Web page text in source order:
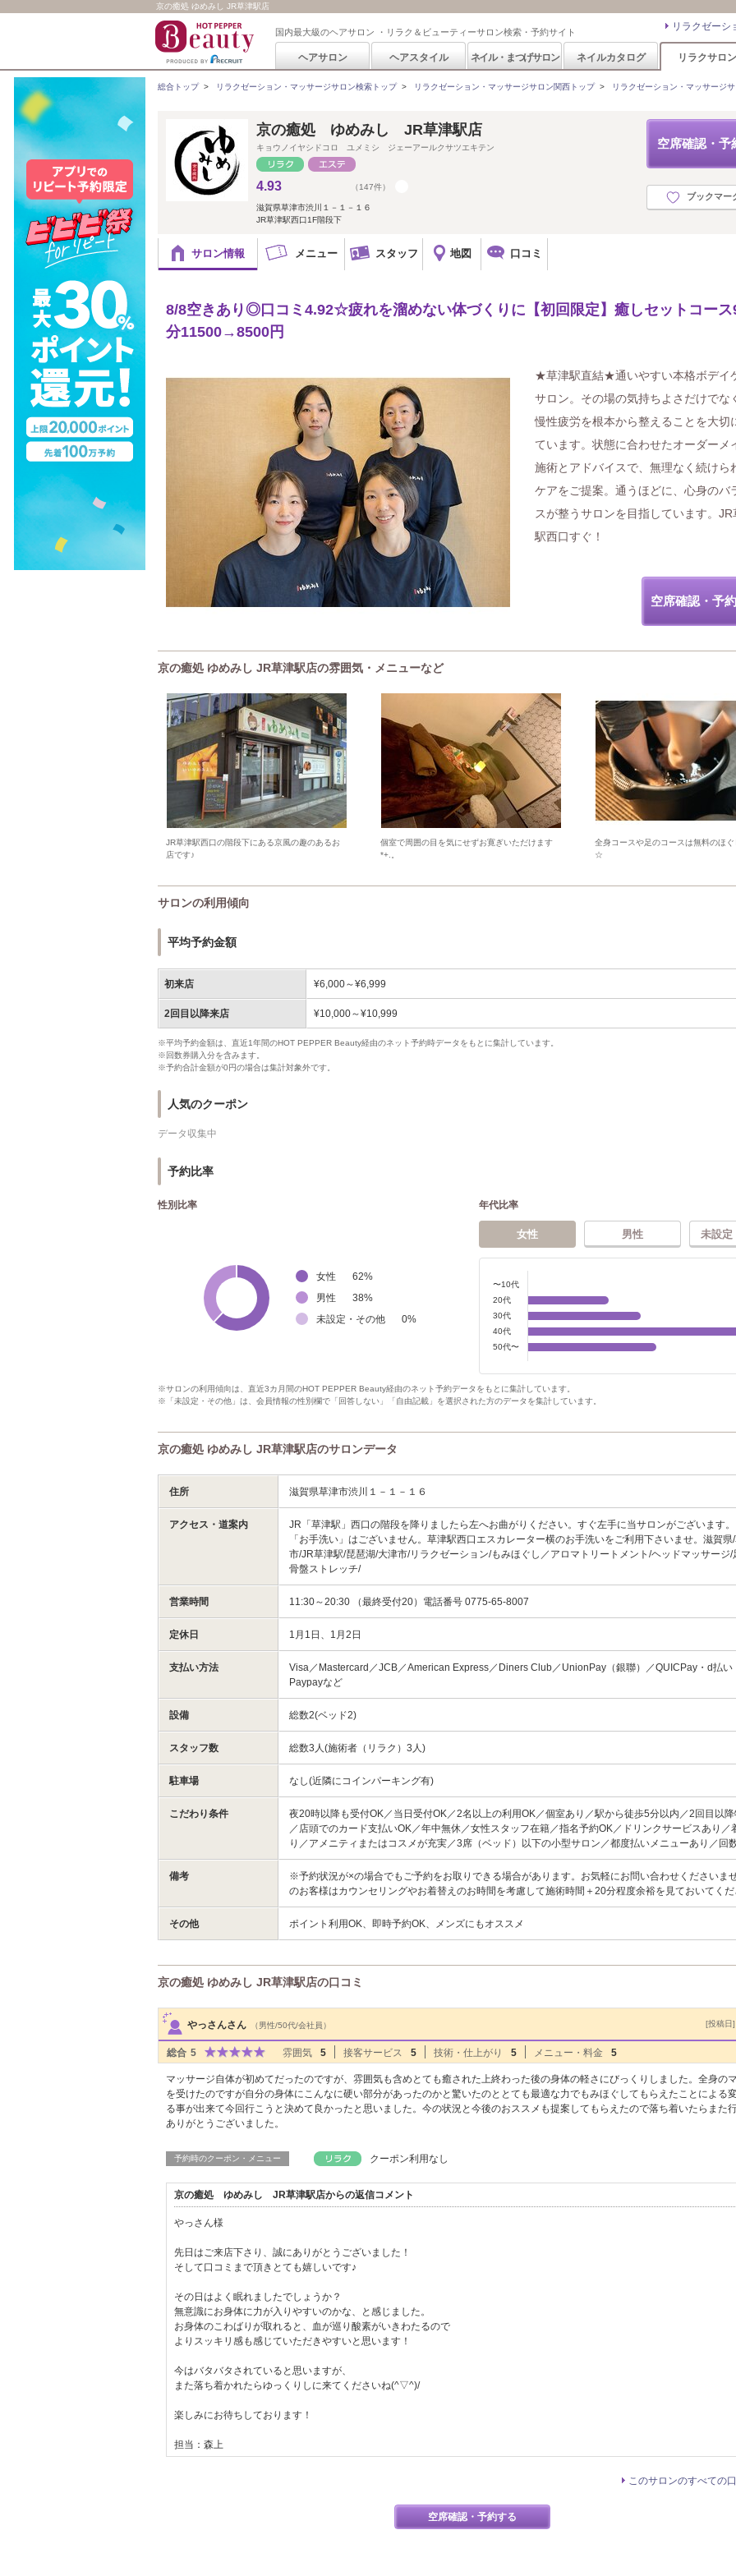
京の癒処 ゆめみし JR草津駅店
国内最大級のヘアサロン ・リラク＆ビューティーサロン検索・予約サイト リラクゼーシ
ヘアサロン ヘアスタイル ネイル・まつげサロン ネイルカタログ リラクサロン
総合トップ> リラクゼーション・マッサージサロン検索トップ> リラクゼーション・マッサージサロン関西トップ> リラクゼーション・マッサージ
空席確認・予
ブックマー
京の癒処 ゆめみし JR草津駅店
キョウノイヤシドコロ ユメミシ ジェーアールクサツエキテン
4.93 （147件）
滋賀県草津市渋川１－１－１６
JR草津駅西口1F階段下
サロン情報 メニュー スタッフ 地図 口コミ
8/8空きあり◎口コミ4.92☆疲れを溜めない体づくりに【初回限定】癒しセットコース
分11500→8500円
★草津駅直結★通いやすい本格ボデイ
サロン。その場の気持ちよさだけでな
慢性疲労を根本から整えることを大切
ています。状態に合わせたオーダーメ
施術とアドバイスで、無理なく続けら
ケアをご提案。通うほどに、心身のバ
スが整うサロンを目指しています。JR
駅西口すぐ！
空席確認・予
京の癒処 ゆめみし JR草津駅店の雰囲気・メニューなど
JR草津駅西口の階段下にある京風の趣のあるお
店です♪
個室で周囲の目を気にせずお寛ぎいただけます
*+.。
全身コースや足のコースは無料のほぐ
☆
サロンの利用傾向
平均予約金額
初来店 ¥6,000～¥6,999
2回目以降来店 ¥10,000～¥10,999
※平均予約金額は、直近1年間のHOT PEPPER Beauty経由のネット予約時データをもとに集計しています。
※回数券購入分を含みます。
※予約合計金額が0円の場合は集計対象外です。
人気のクーポン
データ収集中
予約比率
性別比率
女性 62%
男性
38%
未設定・その他
0%
年代比率
女性 男性 未設定
〜10代
20代
30代
40代
50代〜
※サロンの利用傾向は、直近3カ月間のHOT PEPPER Beauty経由のネット予約データをもとに集計しています。
※「未設定・その他」は、会員情報の性別欄で「回答しない」「自由記載」を選択された方のデータを集計しています。
京の癒処 ゆめみし JR草津駅店のサロンデータ
住所 滋賀県草津市渋川１－１－１６
アクセス・道案内
JR「草津駅」西口の階段を降りましたら左へお曲がりください。すぐ左手に当サロンがございます
「お手洗い」はございません。草津駅西口エスカレーター横のお手洗いをご利用下さいませ。滋賀県
市/JR草津駅/琵琶湖/大津市/リラクゼーション/もみほぐし／アロマトリートメント/ヘッドマッサージ/
骨盤ストレッチ/
営業時間 11:30～20:30 （最終受付20）電話番号 0775-65-8007
定休日 1月1日、1月2日
支払い方法
Visa／Mastercard／JCB／American Express／Diners Club／UnionPay（銀聯）／QUICPay・d払い
Paypayなど
設備 総数2(ベッド2)
スタッフ数 総数3人(施術者（リラク）3人)
駐車場 なし(近隣にコインパーキング有)
こだわり条件
夜20時以降も受付OK／当日受付OK／2名以上の利用OK／個室あり／駅から徒歩5分以内／2回目以降
／店頭でのカード支払いOK／年中無休／女性スタッフ在籍／指名予約OK／ドリンクサービスあり／
り／アメニティまたはコスメが充実／3席（ベッド）以下の小型サロン／都度払いメニューあり／回
備考
※予約状況が×の場合でもご予約をお取りできる場合があります。お気軽にお問い合わせくださいま
のお客様はカウンセリングやお着替えのお時間を考慮して施術時間＋20分程度余裕を見ておいてく
その他 ポイント利用OK、即時予約OK、メンズにもオススメ
京の癒処 ゆめみし JR草津駅店の口コミ
サロンPick Up
やっさんさん
（男性/50代/会社員） [投稿日
総合 5 雰囲気 5 接客サービス 5 技術・仕上がり 5 メニュー・料金 5
マッサージ自体が初めてだったのですが、雰囲気も含めとても癒された上終わった後の身体の軽さにびっくりしました。全身の
を受けたのですが自分の身体にこんなに硬い部分があったのかと驚いたのととても最適な力でもみほぐしてもらえたことによる
る事が出来て今回行こうと決めて良かったと思いました。今の状況と今後のおススメも提案してもらえたので落ち着いたらまた行
ありがとうございました。
予約時のクーポン・メニュー クーポン利用なし
京の癒処 ゆめみし JR草津駅店からの返信コメント
やっさん様
先日はご来店下さり、誠にありがとうございました！
そして口コミまで頂きとても嬉しいです♪
その日はよく眠れましたでしょうか？
無意識にお身体に力が入りやすいのかな、と感じました。
お身体のこわばりが取れると、血が巡り酸素がいきわたるので
よりスッキリ感も感じていただきやすいと思います！
今はバタバタされていると思いますが、
また落ち着かれたらゆっくりしに来てくださいね(^▽^)/
楽しみにお待ちしております！
担当：森上
このサロンのすべての
空席確認・予約する